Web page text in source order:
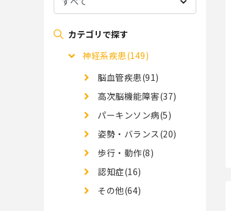
カテゴリで探す
神経系疾患(149)
脳血管疾患(91)
高次脳機能障害(37)
パーキンソン病(5)
姿勢・バランス(20)
歩行・動作(8)
認知症(16)
その他(64)